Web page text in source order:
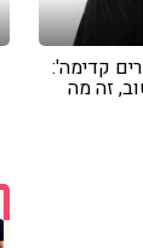
קדימה':
זה מה